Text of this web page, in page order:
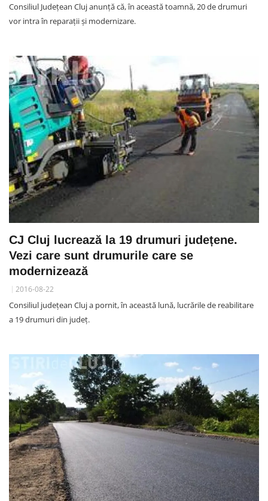
Consiliul Județean Cluj anunță că, în această toamnă, 20 de drumuri
vor intra în reparații și modernizare.
CJ Cluj lucrează la 19 drumuri județene.
Vezi care sunt drumurile care se
modernizează
2016-08-22
Consiliul județean Cluj a pornit, în această lună, lucrările de reabilitare
a 19 drumuri din județ.